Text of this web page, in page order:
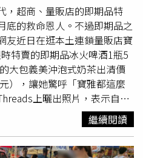
其公司、商業、工廠之全部
之登錄；經廢止登錄者，一年
／高雄市政府衛生局提供）
，超商、量販店的即期品特
底的救命恩人。不過即期品之
友近日在逛本土連鎖量販店寶
特賣的即期品冰火啤酒1瓶5
大包義美沖泡式奶茶出清價
），讓她驚呼「寶雅都這麼
上曬出照片，表示自己
宜特賣商品，忍不住問：「寶
見架上放的是限時特賣的即期
食等，而照片中拍到的標價，
繼續閱讀